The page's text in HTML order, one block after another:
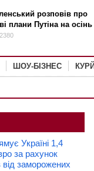
розповів про
плани Путіна на осінь
ШОУ-БІЗНЕС
Україні 1,4
за рахунок
від заморожених